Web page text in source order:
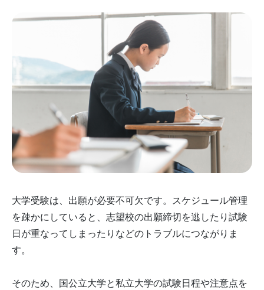
大学受験は、出願が必要不可欠です。スケジュール管理
を疎かにしていると、志望校の出願締切を逃したり試験
日が重なってしまったりなどのトラブルにつながりま
す。
そのため、国公立大学と私立大学の試験日程や注意点を